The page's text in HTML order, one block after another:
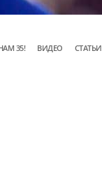
35! ВИДЕО СТАТЬИ